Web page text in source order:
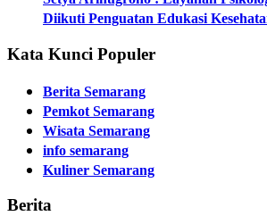
Diikuti Penguatan Edukasi
Kata Kunci Populer
Berita Semarang
Pemkot Semarang
Wisata Semarang
info semarang
Kuliner Semarang
Berita